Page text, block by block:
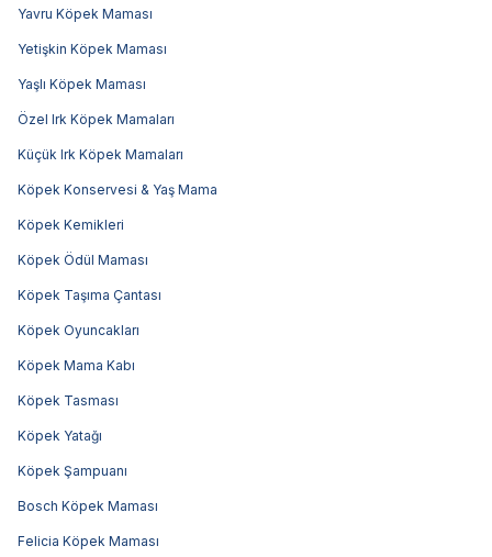
Yavru Köpek Maması
Yetişkin Köpek Maması
Yaşlı Köpek Maması
Özel Irk Köpek Mamaları
Küçük Irk Köpek Mamaları
Köpek Konservesi & Yaş Mama
Köpek Kemikleri
Köpek Ödül Maması
Köpek Taşıma Çantası
Köpek Oyuncakları
Köpek Mama Kabı
Köpek Tasması
Köpek Yatağı
Köpek Şampuanı
Bosch Köpek Maması
Felicia Köpek Maması